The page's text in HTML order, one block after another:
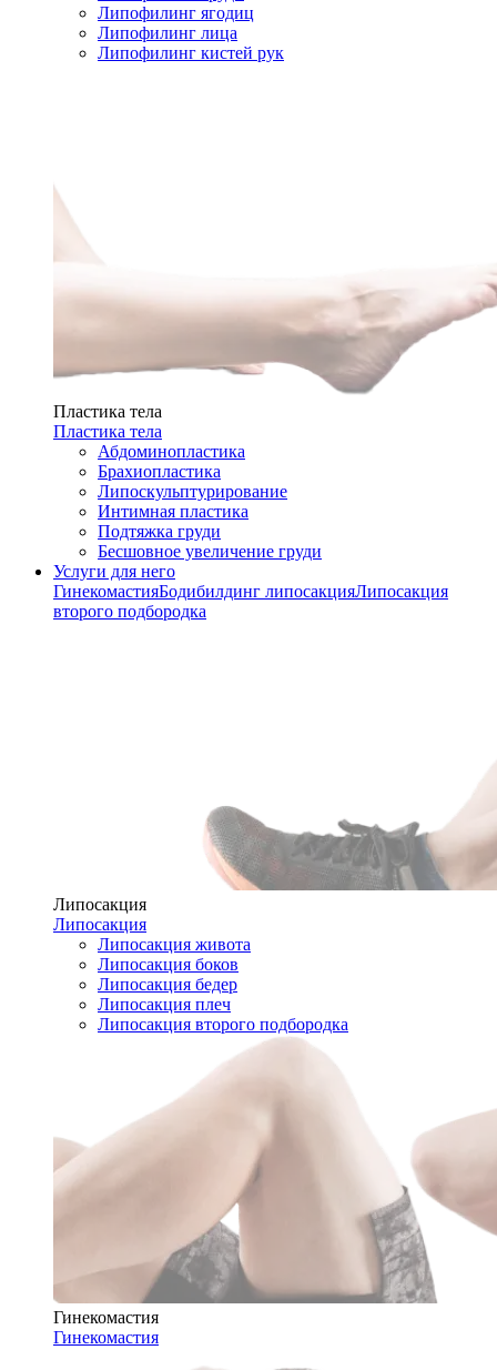
Липофилинг ягодиц
Липофилинг лица
Липофилинг кистей рук
Пластика тела
Пластика тела
Абдоминопластика
Брахиопластика
Липоскульптурирование
Интимная пластика
Подтяжка груди
Бесшовное увеличение груди
Услуги для него
ГинекомастияБодибилдинг липосакцияЛипосакция
второго подбородка
Липосакция
Липосакция
Липосакция живота
Липосакция боков
Липосакция бедер
Липосакция плеч
Липосакция второго подбородка
Гинекомастия
Гинекомастия